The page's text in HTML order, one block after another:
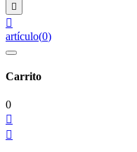


artículo(0)
Carrito
0

